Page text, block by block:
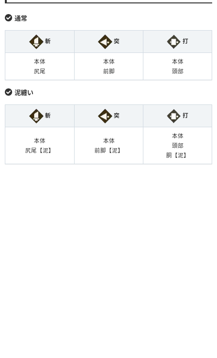
通常
斬 突 打
本体
尻尾
本体
前脚
本体
頭部
泥纏い
斬 突 打
本体
尻尾【泥】
本体
前脚【泥】
本体
頭部
胴【泥】